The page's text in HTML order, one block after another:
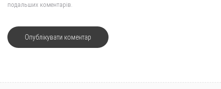
подальших коментарів.